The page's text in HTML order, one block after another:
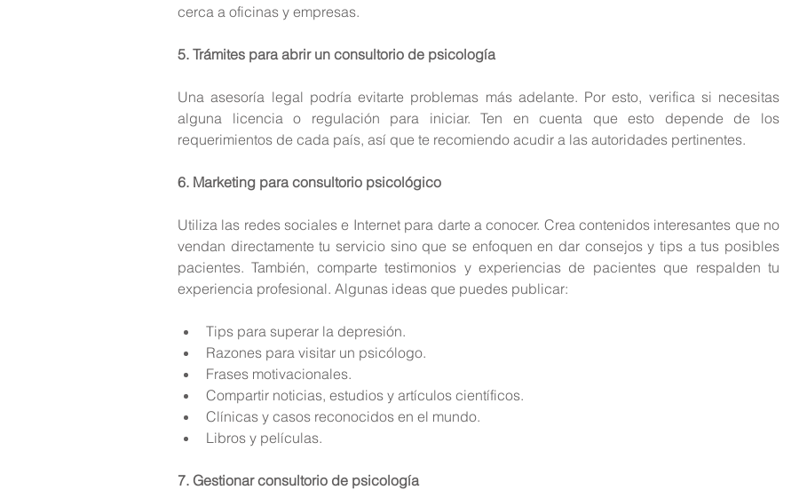
cerca a oficinas y empresas.
5. Trámites para abrir un consultorio de psicología
Una asesoría legal podría evitarte problemas más adelante. Por esto, verifica si necesitas
alguna licencia o regulación para iniciar. Ten en cuenta que esto depende de los
requerimientos de cada país, así que te recomiendo acudir a las autoridades pertinentes.
6. Marketing para consultorio psicológico
Utiliza las redes sociales e Internet para darte a conocer. Crea contenidos interesantes que no
vendan directamente tu servicio sino que se enfoquen en dar consejos y tips a tus posibles
pacientes. También, comparte testimonios y experiencias de pacientes que respalden tu
experiencia profesional. Algunas ideas que puedes publicar:
Tips para superar la depresión.
Razones para visitar un psicólogo.
Frases motivacionales.
Compartir noticias, estudios y artículos científicos.
Clínicas y casos reconocidos en el mundo.
Libros y películas.
7. Gestionar consultorio de psicología